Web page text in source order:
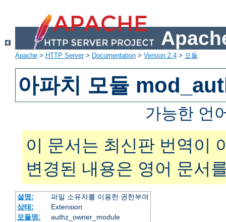
Apache > HTTP Server> Documentation > Version 2.4 > 모듈
아파치 모듈
가능한 언
이 문서는 최신판 번역이
변경된 내용은 영어 문서
설명:
파일 소유자를 이용한 권한부여
상태:
Extension
모듈명:
authz_owner_module